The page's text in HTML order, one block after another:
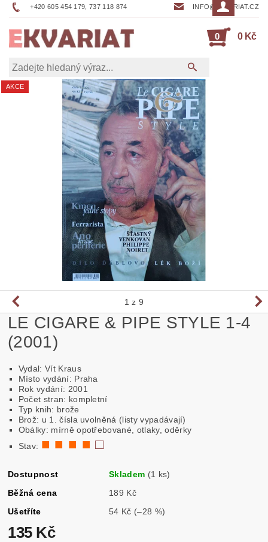
+420 605 454 179, 737 118 874 INFO@EKVARIAT.CZ
0 0 Kč
AKCE
1 z 9
LE CIGARE & PIPE STYLE 1-4
(2001)
Vydal: Vít Kraus
Místo vydání: Praha
Rok vydání: 2001
Počet stran: kompletní
Typ knih: brože
Brož: u 1. čísla uvolněná (listy vypadávají)
Obálky: mírně opotřebované, otlaky, oděrky
Stav: ■ ■ ■ ■□
Dostupnost Skladem (1 ks)
Běžná cena
189 Kč
Ušetříte
54 Kč (–28 %)
135 Kč